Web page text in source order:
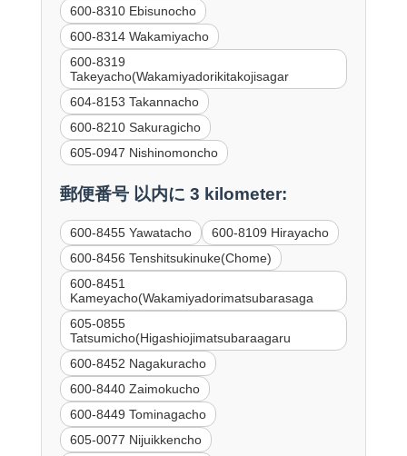
600-8310 Ebisunocho
600-8314 Wakamiyacho
600-8319
Takeyacho(Wakamiyadorikitakojisagar
604-8153 Takannacho
600-8210 Sakuragicho
605-0947 Nishinomoncho
郵便番号 以内に 3 kilometer:
600-8455 Yawatacho
600-8109 Hirayacho
600-8456 Tenshitsukinuke(Chome)
600-8451
Kameyacho(Wakamiyadorimatsubarasaga
605-0855
Tatsumicho(Higashiojimatsubaraagaru
600-8452 Nagakuracho
600-8440 Zaimokucho
600-8449 Tominagacho
605-0077 Nijuikkencho